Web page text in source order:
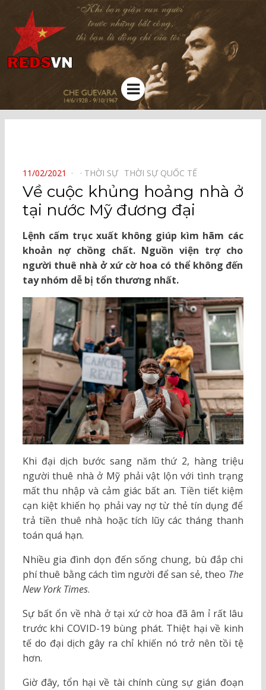
Kênh chia sẻ tri thức cộng đồng
Menu
POSTED
ON
11/02/2021 THỜI SỰ⠀ THỜI SỰ QUỐC TẾ⠀
Về cuộc khủng hoảng nhà ở
tại nước Mỹ đương đại
Lệnh cấm trục xuất không giúp kìm hãm các
khoản nợ chồng chất. Nguồn viện trợ cho
người thuê nhà ở xứ cờ hoa có thể không đến
tay nhóm dễ bị tổn thương nhất.
Khi đại dịch bước sang năm thứ 2, hàng triệu
người thuê nhà ở Mỹ phải vật lộn với tình trạng
mất thu nhập và cảm giác bất an. Tiền tiết kiệm
cạn kiệt khiến họ phải vay nợ từ thẻ tín dụng để
trả tiền thuê nhà hoặc tích lũy các tháng thanh
toán quá hạn.
Nhiều gia đình dọn đến sống chung, bù đắp chi
phí thuê bằng cách tìm người để san sẻ, theo The
New York Times.
Sự bất ổn về nhà ở tại xứ cờ hoa đã âm ỉ rất lâu
trước khi COVID-19 bùng phát. Thiệt hại về kinh
tế do đại dịch gây ra chỉ khiến nó trở nên tồi tệ
hơn.
Giờ đây, tổn hại về tài chính cùng sự gián đoạn